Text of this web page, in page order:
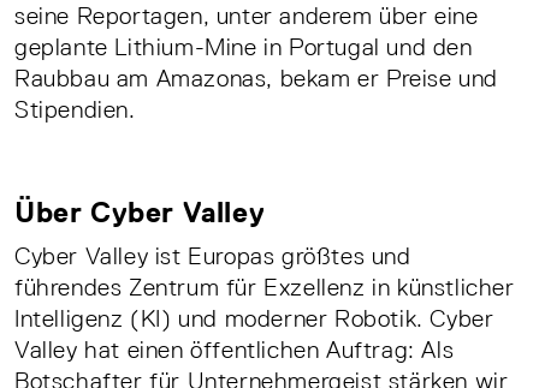
seine Reportagen, unter anderem über eine
geplante Lithium-Mine in Portugal und den
Raubbau am Amazonas, bekam er Preise und
Stipendien.
Über Cyber Valley
Cyber Valley ist Europas größtes und
führendes Zentrum für Exzellenz in künstlicher
Intelligenz (KI) und moderner Robotik. Cyber
Valley hat einen öffentlichen Auftrag: Als
Botschafter für Unternehmergeist stärken wir